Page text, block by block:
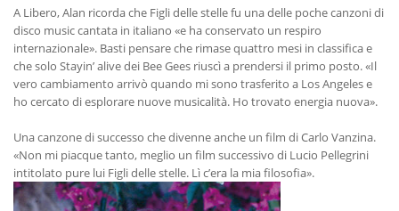
A Libero, Alan ricorda che Figli delle stelle fu una delle poche canzoni di
disco music cantata in italiano «e ha conservato un respiro
internazionale». Basti pensare che rimase quattro mesi in classifica e
che solo Stayin’ alive dei Bee Gees riuscì a prendersi il primo posto. «Il
vero cambiamento arrivò quando mi sono trasferito a Los Angeles e
ho cercato di esplorare nuove musicalità. Ho trovato energia nuova».
Una canzone di successo che divenne anche un film di Carlo Vanzina.
«Non mi piacque tanto, meglio un film successivo di Lucio Pellegrini
intitolato pure lui Figli delle stelle. Lì c’era la mia filosofia».